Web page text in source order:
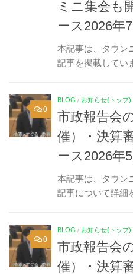
ミニ集会も
ース2026年
本記事は、タウン
記事を掲載してい
0
BLOG / お知らせ(トップ)
市政報告会
催）・決算
ース2026年
本記事は、タウン
記事について詳細
0
BLOG / お知らせ(トップ)
市政報告会
催）・決算